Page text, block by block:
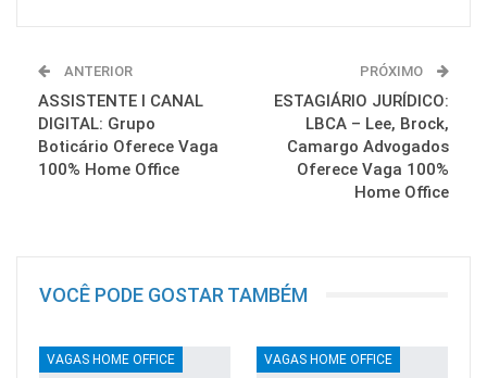
ANTERIOR
ASSISTENTE I CANAL
DIGITAL: Grupo
Boticário Oferece Vaga
100% Home Office
PRÓXIMO
ESTAGIÁRIO JURÍDICO:
LBCA – Lee, Brock,
Camargo Advogados
Oferece Vaga 100%
Home Office
VOCÊ PODE GOSTAR TAMBÉM
VAGAS HOME OFFICE VAGAS HOME OFFICE